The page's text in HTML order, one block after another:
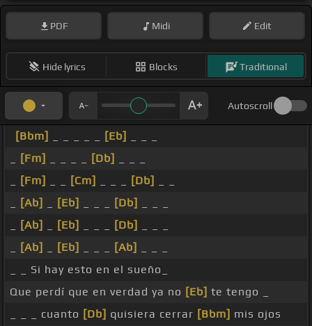
PDF Midi Edit
Hide lyrics Blocks Traditional
Autoscroll
[Bbm] [Eb]
[Fm] [Db]
[Fm] [Cm] [Db]
[Ab] [Eb] [Db]
[Ab] [Eb] [Db]
[Ab] [Eb] [Ab]
_ _ Si hay esto en el sueño_
Que perdí que en verdad ya no [Eb] te tengo _
_ _ _ cuanto [Db] quisiera cerrar [Bbm] mis ojos